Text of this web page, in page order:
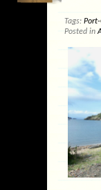
Tags: Port-
Posted in